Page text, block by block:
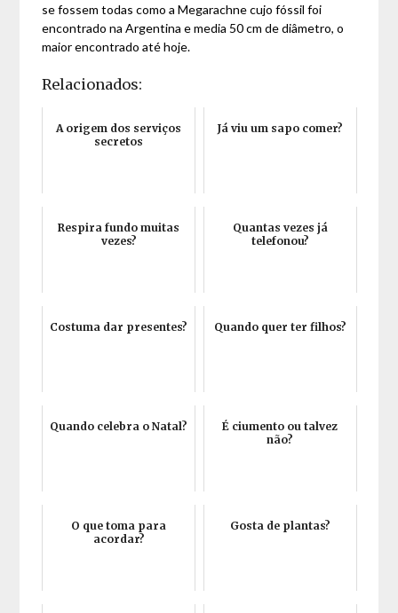
se fossem todas como a Megarachne cujo fóssil foi
encontrado na Argentina e media 50 cm de diâmetro, o
maior encontrado até hoje.
Relacionados:
A origem dos serviços
secretos
Já viu um sapo comer?
Respira fundo muitas
vezes?
Quantas vezes já
telefonou?
Costuma dar presentes? Quando quer ter filhos?
Quando celebra o Natal?
É ciumento ou talvez
não?
O que toma para
acordar?
Gosta de plantas?